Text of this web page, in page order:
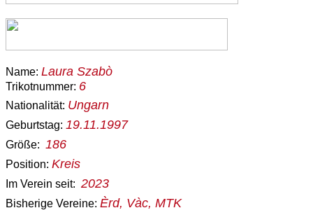
Name: Laura Szabò
Trikotnummer: 6
Nationalität: Ungarn
Geburtstag: 19.11.1997
Größe: 186
Position: Kreis
Im Verein seit: 2023
Bisherige Vereine: Èrd, Vàc, MTK